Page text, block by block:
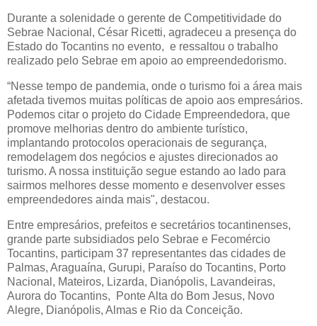
Durante a solenidade o gerente de Competitividade do
Sebrae Nacional, César Ricetti, agradeceu a presença do
Estado do Tocantins no evento, e ressaltou o trabalho
realizado pelo Sebrae em apoio ao empreendedorismo.
“Nesse tempo de pandemia, onde o turismo foi a área mais
afetada tivemos muitas políticas de apoio aos empresários.
Podemos citar o projeto do Cidade Empreendedora, que
promove melhorias dentro do ambiente turístico,
implantando protocolos operacionais de segurança,
remodelagem dos negócios e ajustes direcionados ao
turismo. A nossa instituição segue estando ao lado para
sairmos melhores desse momento e desenvolver esses
empreendedores ainda mais", destacou.
Entre empresários, prefeitos e secretários tocantinenses,
grande parte subsidiados pelo Sebrae e Fecomércio
Tocantins, participam 37 representantes das cidades de
Palmas, Araguaína, Gurupi, Paraíso do Tocantins, Porto
Nacional, Mateiros, Lizarda, Dianópolis, Lavandeiras,
Aurora do Tocantins, Ponte Alta do Bom Jesus, Novo
Alegre, Dianópolis, Almas e Rio da Conceição.